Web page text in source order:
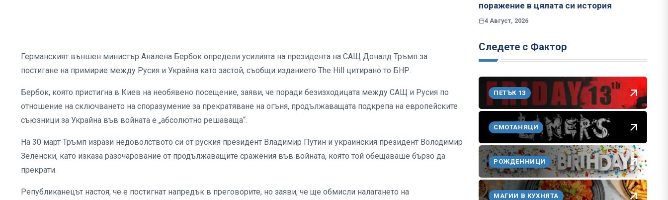
Германският външен министър Аналена Бербок определи усилията на президента на САЩ Доналд Тръмп за
постигане на примирие между Русия и Украйна като застой, съобщи изданието The Hill цитирано то БНР.
Бербок, която пристигна в Киев на необявено посещение, заяви, че поради безизходицата между САЩ и Русия по
отношение на сключването на споразумение за прекратяване на огъня, продължаващата подкрепа на европейските
съюзници за Украйна във войната е „абсолютно решаваща“.
На 30 март Тръмп изрази недоволството си от руския президент Владимир Путин и украинския президент Володимир
Зеленски, като изказа разочарование от продължаващите сражения във войната, която той обещаваше бързо да
прекрати.
Републиканецът настоя, че е постигнат напредък в преговорите, но заяви, че ще обмисли налагането на
поражение в цялата си история
4 Август, 2026
Следете с Фактор
ПЕТЪК 13
СМОТАНЯЦИ
РОЖДЕННИЦИ
МАГИИ В КУХНЯТА